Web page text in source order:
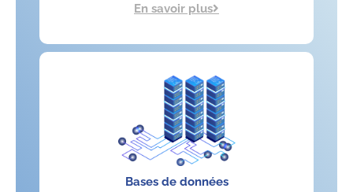
En savoir plus
Bases de données